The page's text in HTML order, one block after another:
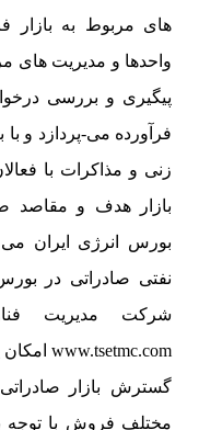
های مربوط به بازار
واحدها و مدیریت های
پیگیری و بررسی
فرآورده می-پردازد و
زنی و مذاکرات با
بازار هدف و مقاصد
بورس انرژی ایران
نفتی صادراتی در
شرکت مدیریت
www.tsetmc.com امکان پذیر است.
گسترش بازار
مختلف فروش با توجه